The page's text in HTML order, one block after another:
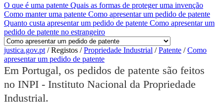
O que é uma patente Quais as formas de proteger uma invenção
Como manter uma patente Como apresentar um pedido de patente
Quanto custa apresentar um pedido de patente Como apresentar um
pedido de patente no estrangeiro
justica.gov.pt /Registos /Propriedade Industrial /Patente /Como
apresentar um pedido de patente
Em Portugal, os pedidos de patente são feitos
no INPI - Instituto Nacional da Propriedade
Industrial.